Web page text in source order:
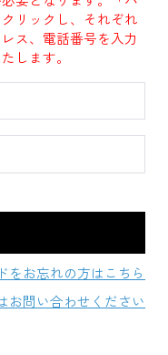
リックし、それぞれ
ス、電話番号を入力
します。
をお忘れの方はこちら
お問い合わせください